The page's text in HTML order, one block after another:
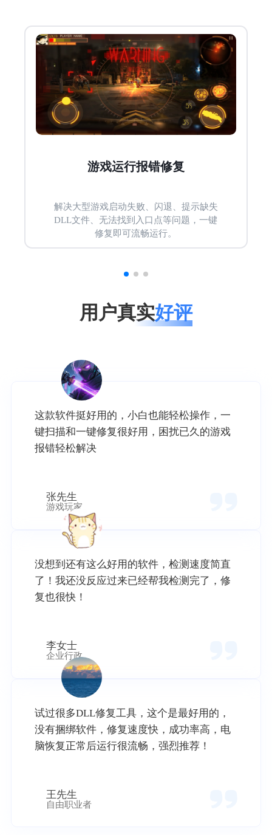
游戏运行报错修复
解决大型游戏启动失败、闪退、提示缺失
DLL文件、无法找到入口点等问题，一键
修复即可流畅运行。
用户真实好评
这款软件挺好用的，小白也能轻松操作，一
键扫描和一键修复很好用，困扰已久的游戏
报错轻松解决
张先生
游戏玩家
没想到还有这么好用的软件，检测速度简直
了！我还没反应过来已经帮我检测完了，修
复也很快！
李女士
企业行政
试过很多DLL修复工具，这个是最好用的，
没有捆绑软件，修复速度快，成功率高，电
脑恢复正常后运行很流畅，强烈推荐！
王先生
自由职业者